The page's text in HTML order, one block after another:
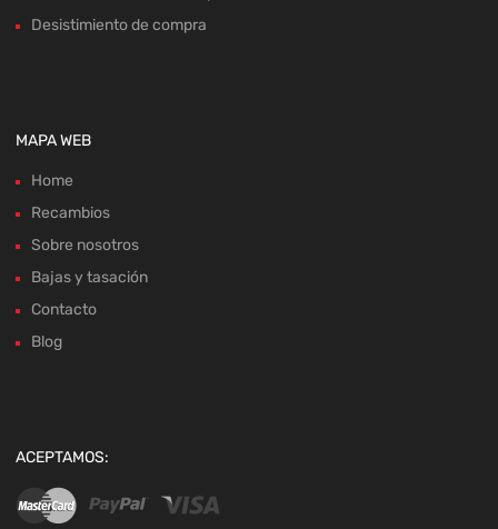
Desistimiento de compra
MAPA WEB
Home
Recambios
Sobre nosotros
Bajas y tasación
Contacto
Blog
ACEPTAMOS: